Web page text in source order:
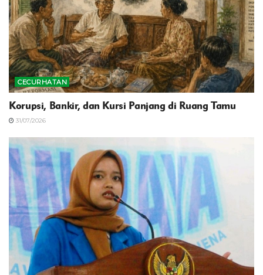
CECURHATAN
Korupsi, Bankir, dan Kursi Panjang di Ruang Tamu
31/07/2026